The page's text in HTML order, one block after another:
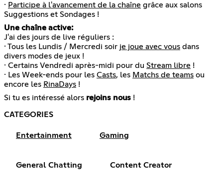
· Participe à l'avancement de la chaîne grâce aux salons
Suggestions et Sondages !
Une chaîne active:
J'ai des jours de live réguliers :
· Tous les Lundis / Mercredi soir je joue avec vous dans
divers modes de jeux !
· Certains Vendredi après-midi pour du Stream libre !
· Les Week-ends pour les Casts, les Matchs de teams ou
encore les RinaDays !
Si tu es intéressé alors rejoins nous !
CATEGORIES
Entertainment Gaming
General Chatting Content Creator